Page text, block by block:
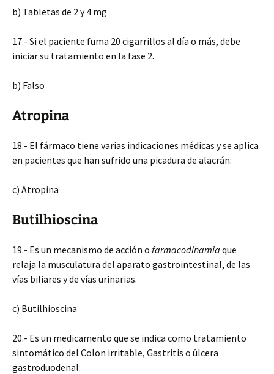
b) Tabletas de 2 y 4 mg
17.- Si el paciente fuma 20 cigarrillos al día o más, debe
iniciar su tratamiento en la fase 2.
b) Falso
Atropina
18.- El fármaco tiene varias indicaciones médicas y se aplica
en pacientes que han sufrido una picadura de alacrán:
c) Atropina
Butilhioscina
19.- Es un mecanismo de acción o farmacodinamia que
relaja la musculatura del aparato gastrointestinal, de las
vías biliares y de vías urinarias.
c) Butilhioscina
20.- Es un medicamento que se indica como tratamiento
sintomático del Colon irritable, Gastritis o úlcera
gastroduodenal: